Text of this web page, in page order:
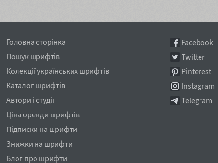
Головна сторінка
Пошук шрифтів
Колекції українських шрифтів
Каталог шрифтів
Автори і студії
Ціна оренди шрифтів
Підписки на шрифти
Знижки на шрифти
Блог про шрифти
Facebook
Twitter
Pinterest
Instagram
Telegram